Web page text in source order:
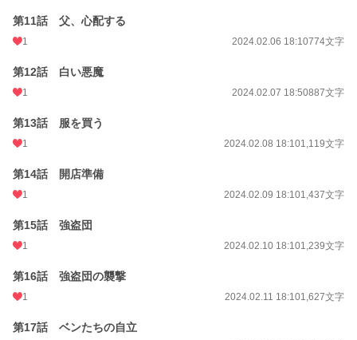
第11話 父、心配する
1 2024.02.06 18:10774文字
第12話 白い悪魔
1 2024.02.07 18:50887文字
第13話 服を買う
1 2024.02.08 18:101,119文字
第14話 開店準備
1 2024.02.09 18:101,437文字
第15話 強盗団
1 2024.02.10 18:101,239文字
第16話 強盗団の襲撃
1 2024.02.11 18:101,627文字
第17話 ベンたちの自立